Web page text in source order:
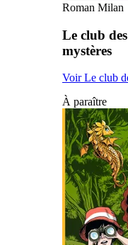
Roman Milan
Le club
mystères
Voir Le club
À paraître